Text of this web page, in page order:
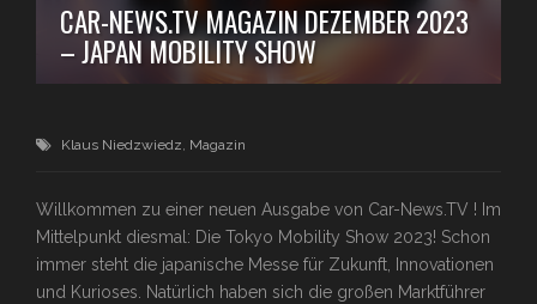
CAR-NEWS.TV MAGAZIN DEZEMBER 2023
– JAPAN MOBILITY SHOW
Klaus Niedzwiedz, Magazin
Willkommen zu einer neuen Ausgabe von Car-News.TV ! Im
Mittelpunkt diesmal: Die Tokyo Mobility Show 2023! Schon
immer steht die japanische Messe für Zukunft, Innovationen
und Kurioses. Natürlich haben sich die großen Marktführer